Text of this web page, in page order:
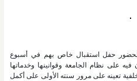
لحضور حفل استقبال خاص بهم في أسبوع
فيه على نظام الجامعة وقوانينها وخدماتها
تعينه على مرور سنته الأولى على أكمل